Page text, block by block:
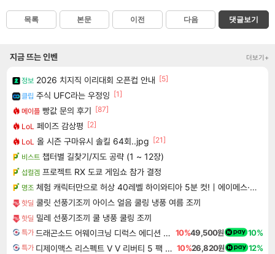
목록 본문 이전 다음 댓글보기
지금 뜨는 인벤 더보기+
정보 2026 치지직 이리대회 오픈컵 안내 [5]
클립 주식 UFC라는 우정잉 [1]
메이플 빵값 문의 후기 [87]
LoL 페이즈 감상평 [2]
LoL 올 시즌 구마유시 솔킬 64회..jpg [21]
비스트 챕터별 길찾기/지도 공략 (1 ~ 12장)
섭컬겜 프로젝트 RX 도쿄 게임쇼 참가 결정
명조 체험 캐릭터만으로 허상 40레벨 하이와티아 5분 컷!｜에이메스·린네·모니에 명함
핫딜 쿨릿 선풍기조끼 아이스 얼음 쿨링 냉풍 여름 조끼
핫딜 밀레 선풍기조끼 쿨 냉풍 쿨링 조끼
특가 드래곤소드 어웨이크닝 디럭스 에디션 DragonSword Awakening Deluxe Edition 10%49,500원 10%
특가 디제이맥스 리스펙트 V V 리버티 5 팩 DJMAX RESPECT V V Liberty 5 Pack DLC 10%26,820원 12%